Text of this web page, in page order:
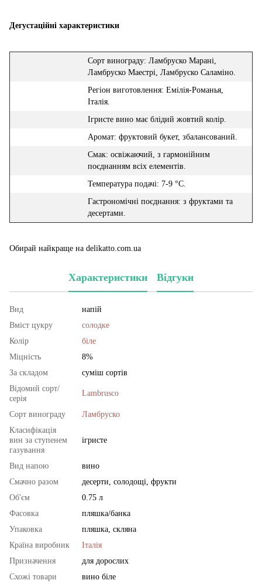
Дегустаційні характеристики
Сорт винограду: Ламбруско Марані,
Ламбруско Маестрі, Ламбруско Саламіно.
Регіон виготовлення: Емілія-Романья,
Італія.
Ігристе вино має блідий жовтий колір.
Аромат: фруктовий букет, збалансований.
Смак: освіжаючий, з гармонійним
поєднанням всіх елементів.
Температура подачі: 7-9 °C.
Гастрономічні поєднання: з фруктами та
десертами.
Обирай найкраще на delikatto.com.ua
Характеристики Відгуки
Вид
напій
Вміст цукру
солодке
Колір
біле
Міцність
8%
За складом
суміш сортів
Відомий сорт/
серія
Lambrusco
Сорт винограду
Ламбруско
Класифікація
вин за ступенем
газування
ігристе
Вид напою
вино
Смачно разом
десерти, солодощі, фрукти
Об'єм
0.75 л
Фасовка
пляшка/банка
Упаковка
пляшка, скляна
Країна виробник
Італія
Призначення
для дорослих
Схожі товари
вино біле